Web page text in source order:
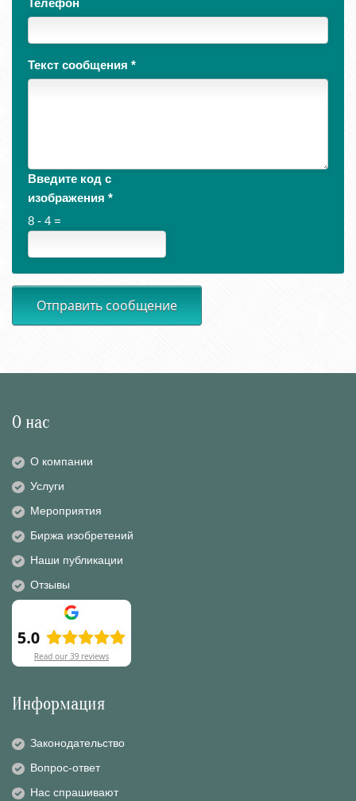
Текст сообщения *
Введите код с
изображения *
8 - 4 =
Отправить сообщение
О нас
О компании
Услуги
Мероприятия
Биржа изобретений
Наши публикации
Отзывы
Информация
Законодательство
Вопрос-ответ
Нас спрашивают